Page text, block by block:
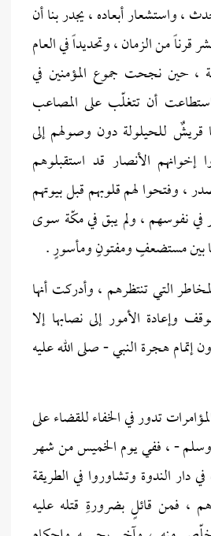
، واستشعار أبعاده ، يجدر بنا أن
قرناً من الزمان ، وتحديداً في العام
، حين نجحت جموع المؤمنين في
أن تتغلّب على المصاعب
قريشٌ للحيلولة دون وصولهم إلى
الأنصار قد استقبلوهم
، وفتحوا لهم قلوبهم قبل بيوتهم
في نفوسهم ، ولم يبق في مكّة سوى
بين مستضعفٍ ومفتونٍ ومأسورٍ .
التي تنتظرهم ، وأدركت أنها
وإعادة الأمور إلى نصابها إلا
إتمام هجرة النبي - صلى الله عليه
تدور في الخفاء للقضاء على
وسلم - ، ففي يوم الخميس من شهر
دار الندوة وتشاوروا في الطريقة
، فمن قائلٍ بضرورةِ قتله عليه